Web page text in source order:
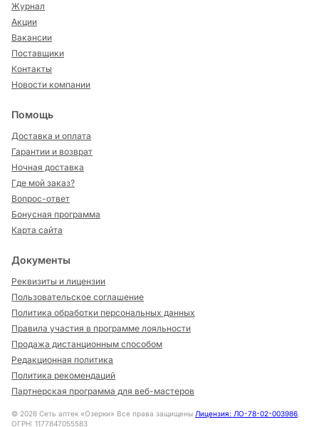
Журнал
Акции
Вакансии
Поставщики
Контакты
Новости компании
Помощь
Доставка и оплата
Гарантии и возврат
Ночная доставка
Где мой заказ?
Вопрос-ответ
Бонусная программа
Карта сайта
Документы
Реквизиты и лицензии
Пользовательское соглашение
Политика обработки персональных данных
Правила участия в программе лояльности
Продажа дистанционным способом
Редакционная политика
Политика рекомендаций
Партнерская программа для веб-мастеров
© 2026 Сеть аптек «Озерки» Все права защищены Лицензия: ЛО-78-02-003986,
ОГРН: 1177847055583